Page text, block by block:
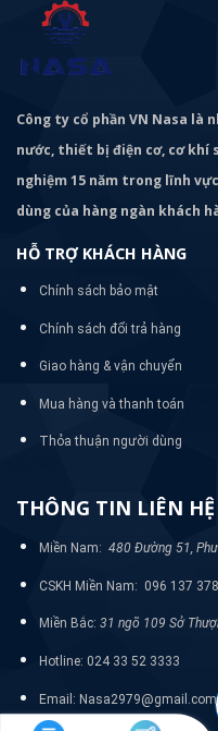
Công ty cổ phần VN Nasa là
nước, thiết bị điện cơ, cơ khí
nghiệm 15 năm trong lĩnh
dùng của hàng ngàn khách
HỖ TRỢ KHÁCH HÀNG
Chính sách bảo mật
Chính sách đổi trả hàng
Giao hàng & vận chuyển
Mua hàng và thanh toán
Thỏa thuận người dùng
THÔNG TIN LIÊN HỆ
Miền Nam: 480 Đường 51,
CSKH Miền Nam: 096 137
Miền Bắc: 31 ngõ 109 Sở
Hotline: 024 33 52 3333
Email: Nasa2979@gmail.com